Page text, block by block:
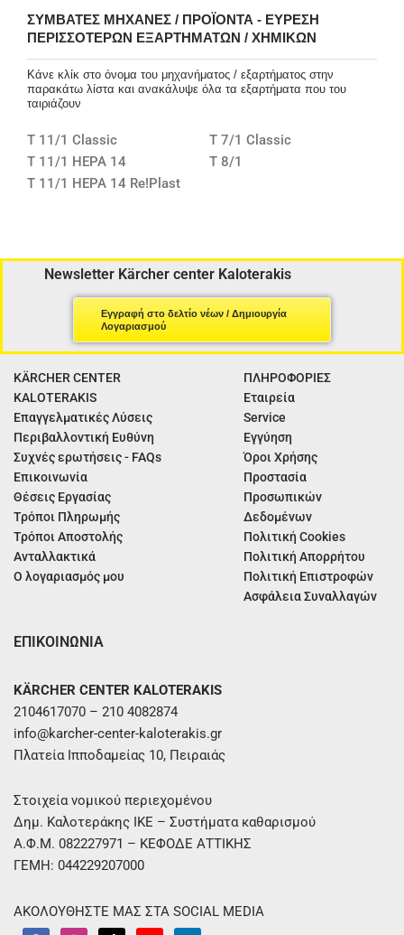
ΣΥΜΒΑΤΈΣ ΜΗΧΑΝΈΣ / ΠΡΟΪΌΝΤΑ - ΕΎΡΕΣΗ
ΠΕΡΙΣΣΌΤΕΡΩΝ ΕΞΑΡΤΗΜΆΤΩΝ / ΧΗΜΙΚΏΝ
Κάνε κλίκ στο όνομα του μηχανήματος / εξαρτήματος στην
παρακάτω λίστα και ανακάλυψε όλα τα εξαρτήματα που του
ταιριάζουν
T 11/1 Classic
T 11/1 HEPA 14
T 11/1 HEPA 14 Re!Plast
T 7/1 Classic
T 8/1
Newsletter Kärcher center Kaloterakis
Εγγραφή στο δελτίο νέων / Δημιουργία
Λογαριασμού
KÄRCHER CENTER
KALOTERAKIS
Επαγγελματικές Λύσεις
Περιβαλλοντική Ευθύνη
Συχνές ερωτήσεις - FAQs
Επικοινωνία
Θέσεις Εργασίας
Τρόποι Πληρωμής
Τρόποι Αποστολής
Ανταλλακτικά
Ο λογαριασμός μου
ΠΛΗΡΟΦΟΡΙΕΣ
Εταιρεία
Service
Εγγύηση
Όροι Χρήσης
Προστασία
Προσωπικών
Δεδομένων
Πολιτική Cookies
Πολιτική Απορρήτου
Πολιτική Επιστροφών
Ασφάλεια Συναλλαγών
ΕΠΙΚΟΙΝΩΝΙΑ
KÄRCHER CENTER KALOTERAKIS
2104617070 – 210 4082874
info@karcher-center-kaloterakis.gr
Πλατεία Ιπποδαμείας 10, Πειραιάς
Στοιχεία νομικού περιεχομένου
Δημ. Καλοτεράκης ΙΚΕ – Συστήματα καθαρισμού
Α.Φ.Μ. 082227971 – ΚΕΦΟΔΕ ΑΤΤΙΚΗΣ
ΓΕΜΗ: 044229207000
ΑΚΟΛΟΥΘΗΣΤΕ ΜΑΣ ΣΤΑ SOCIAL MEDIA